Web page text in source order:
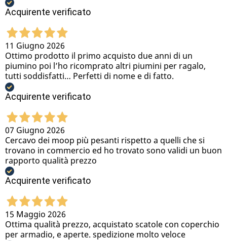
Acquirente verificato
11 Giugno 2026
Ottimo prodotto il primo acquisto due anni di un
piumino poi l’ho ricomprato altri piumini per ragalo,
tutti soddisfatti… Perfetti di nome e di fatto.
Acquirente verificato
07 Giugno 2026
Cercavo dei moop più pesanti rispetto a quelli che si
trovano in commercio ed ho trovato sono validi un buon
rapporto qualità prezzo
Acquirente verificato
15 Maggio 2026
Ottima qualità prezzo, acquistato scatole con coperchio
per armadio, e aperte. spedizione molto veloce